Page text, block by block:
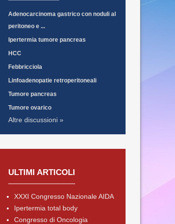
Adenocarcinoma gastrico con noduli al
peritoneo e ...
Ipertermia tumore pancreas
HCC
Febbricciola
Linfoadenopatie retroperitoneali
Tumore pancreas
Tumore ovarico
Altre discussioni »
ULTIMI ARTICOLI
XXXI Congresso Nazionale AIDA
Ipertermia total body
Congresso di Oncologia